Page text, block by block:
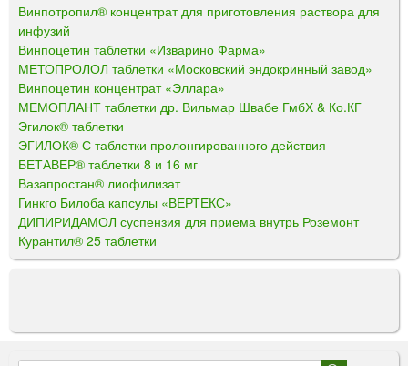
Винпотропил® концентрат для приготовления раствора для
инфузий
Винпоцетин таблетки «Изварино Фарма»
МЕТОПРОЛОЛ таблетки «Московский эндокринный завод»
Винпоцетин концентрат «Эллара»
МЕМОПЛАНТ таблетки др. Вильмар Швабе ГмбХ & Ко.КГ
Эгилок® таблетки
ЭГИЛОК® С таблетки пролонгированного действия
БЕТАВЕР® таблетки 8 и 16 мг
Вазапростан® лиофилизат
Гинкго Билоба капсулы «ВЕРТЕКС»
ДИПИРИДАМОЛ суспензия для приема внутрь Роземонт
Курантил® 25 таблетки